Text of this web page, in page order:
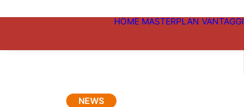
HOME MASTERPLAN VANTAGGI
NEWS